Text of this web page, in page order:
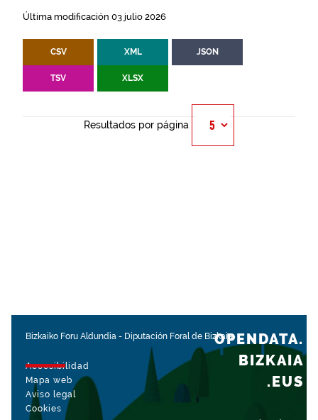
Última modificación 03 julio 2026
CSV XML JSON
TSV XLSX
Resultados por página
Bizkaiko Foru Aldundia - Diputación Foral de Bizkaia
Accesibilidad
Mapa web
Aviso legal
Cookies
OPENDATA.
BIZKAIA
.EUS